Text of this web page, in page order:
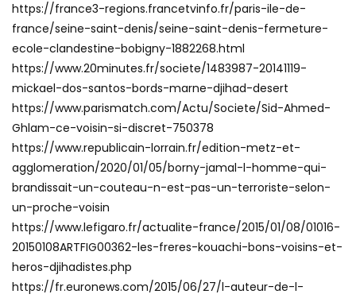
https://france3-regions.francetvinfo.fr/paris-ile-de-
france/seine-saint-denis/seine-saint-denis-fermeture-
ecole-clandestine-bobigny-1882268.html
https://www.20minutes.fr/societe/1483987-20141119-
mickael-dos-santos-bords-marne-djihad-desert
https://www.parismatch.com/Actu/Societe/Sid-Ahmed-
Ghlam-ce-voisin-si-discret-750378
https://www.republicain-lorrain.fr/edition-metz-et-
agglomeration/2020/01/05/borny-jamal-l-homme-qui-
brandissait-un-couteau-n-est-pas-un-terroriste-selon-
un-proche-voisin
https://www.lefigaro.fr/actualite-france/2015/01/08/01016-
20150108ARTFIG00362-les-freres-kouachi-bons-voisins-et-
heros-djihadistes.php
https://fr.euronews.com/2015/06/27/l-auteur-de-l-